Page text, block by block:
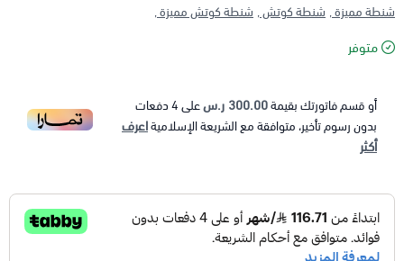
شنطة مميزة , شنطة كوتش , شنطة كوتش مميزة ,
متوفر
أو قسم فاتورتك بقيمة300.00 ر.س على4دفعات
بدون رسوم تأخير، متوافقة مع الشريعة الإسلاميةاعرف
أكثر